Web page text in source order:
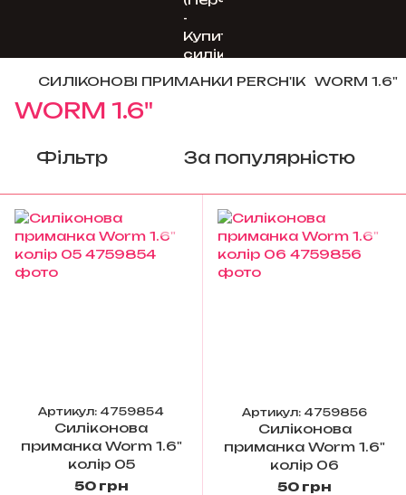
СИЛІКОНОВІ ПРИМАНКИ PERCH'IK WORM 1.6"
WORM 1.6"
Фільтр За популярністю
Артикул: 4759854
Силіконова
приманка Worm 1.6"
колір 05
50 грн
Артикул: 4759856
Силіконова
приманка Worm 1.6"
колір 06
50 грн